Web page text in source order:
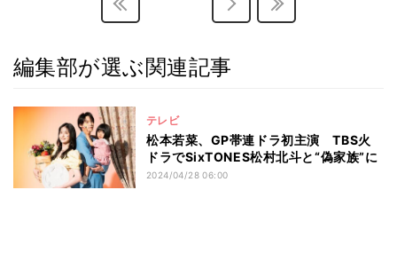
編集部が選ぶ関連記事
テレビ
松本若菜、GP帯連ドラ初主演 TBS火
ドラでSixTONES松村北斗と“偽家族”に
2024/04/28 06:00